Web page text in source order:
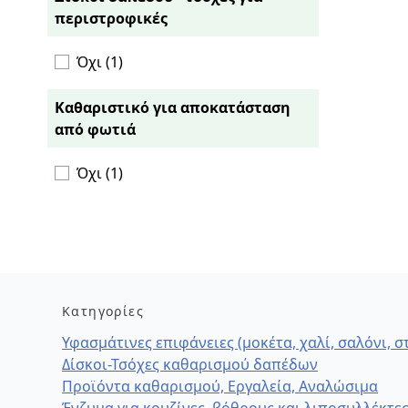
περιστροφικές
Όχι (1)
Καθαριστικό για αποκατάσταση
από φωτιά
Όχι (1)
Κατηγορίες
Υφασμάτινες επιφάνειες (μοκέτα, χαλί, σαλόνι,
Δίσκοι-Τσόχες καθαρισμού δαπέδων
Προϊόντα καθαρισμού, Εργαλεία, Αναλώσιμα